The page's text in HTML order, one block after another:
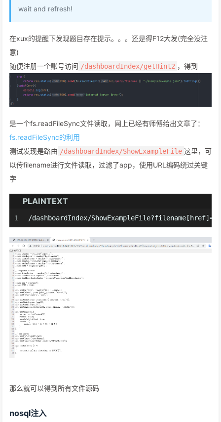
wait and refresh!
在xux的提醒下发现题目存在提示。。。还是得F12大发(完全没注
意)
随便注册一个账号访问 /dashboardIndex/getHint2 ，得到
是一个fs.readFileSync文件读取，网上已经有师傅给出文章了：
fs.readFileSync的利用
测试发现是路由 /dashboardIndex/ShowExampleFile 这里，可
以传filename进行文件读取，过滤了app，使用URL编码绕过关键
字
PLAINTEXT
1 /dashboardIndex/
那么就可以得到所有文件源码
nosql注入